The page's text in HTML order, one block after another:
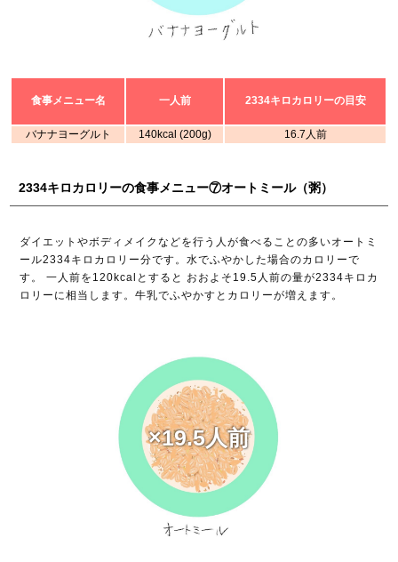
食事メニュー名 一人前 2334キロカロリーの目安
バナナヨーグルト 140kcal (200g) 16.7人前
2334キロカロリーの食事メニュー⑦オートミール（粥）
ダイエットやボディメイクなどを行う人が食べることの多いオートミ
ール2334キロカロリー分です。水でふやかした場合のカロリーで
す。 一人前を120kcalとすると おおよそ19.5人前の量が2334キロカ
ロリーに相当します。牛乳でふやかすとカロリーが増えます。
×19.5人前